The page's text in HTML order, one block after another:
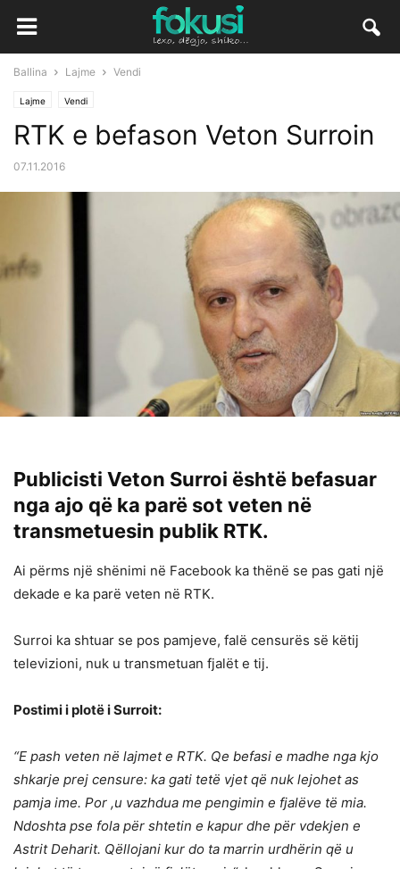
Ballina Lajme Vendi
Lajme Vendi
RTK e befason Veton Surroin
07.11.2016
Publicisti Veton Surroi është befasuar
nga ajo që ka parë sot veten në
transmetuesin publik RTK.
Ai përms një shënimi në Facebook ka thënë se pas gati një
dekade e ka parë veten në RTK.
Surroi ka shtuar se pos pamjeve, falë censurës së këtij
televizioni, nuk u transmetuan fjalët e tij.
Postimi i plotë i Surroit:
“E pash veten në lajmet e RTK. Qe befasi e madhe nga kjo
shkarje prej censure: ka gati tetë vjet që nuk lejohet as
pamja ime. Por ,u vazhdua me pengimin e fjalëve të mia.
Ndoshta pse fola për shtetin e kapur dhe për vdekjen e
Astrit Deharit. Qëllojani kur do ta marrin urdhërin që u